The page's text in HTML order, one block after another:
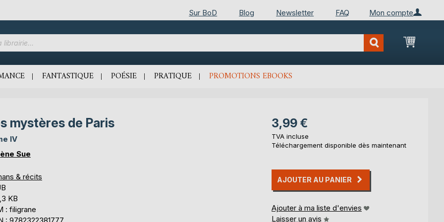
Mon compte
Sur BoD Blog Newsletter FAQ
Mon
FANTASTIQUE POÉSIE PRATIQUE PROMOTIONS EBOOKS
mystères de Paris
IV
Sue
& récits
KB
: filigrane
3,99 €
TVA incluse
Téléchargement disponible dès maintenant
AJOUTER AU PANIER
Ajouter à ma liste d'envies
Laisser un avis